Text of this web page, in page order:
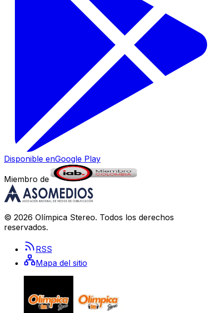
Disponible enGoogle Play
Miembro de
© 2026 Olímpica Stereo. Todos los derechos
reservados.
RSS
Mapa del sitio